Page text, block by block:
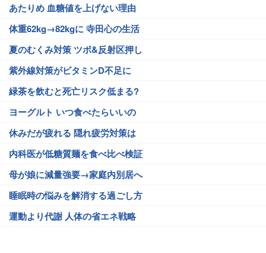
あたりめ 血糖値を上げない理由
体重62kg→82kgに 寺田心の生活
夏のむくみ対策 ツボ&反射区押し
紫外線対策がビタミンD不足に
緑茶を飲むと死亡リスク低まる?
ヨーグルト いつ食べたらいいの
休みだが疲れる 隠れ疲労対策は
内科医が低糖質麺を食べ比べ検証
母が娘に減量強要→家庭内別居へ
睡眠時の悩みを解消する過ごし方
運動より代謝 人体の省エネ戦略